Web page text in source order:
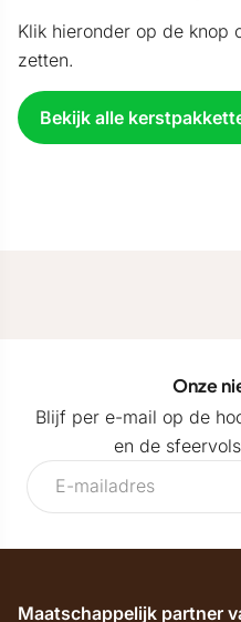
Klik hieronder op de knop
zetten.
Bekijk alle
Onze
Blijf per e-mail op de
en de
Maatschappelijk partner